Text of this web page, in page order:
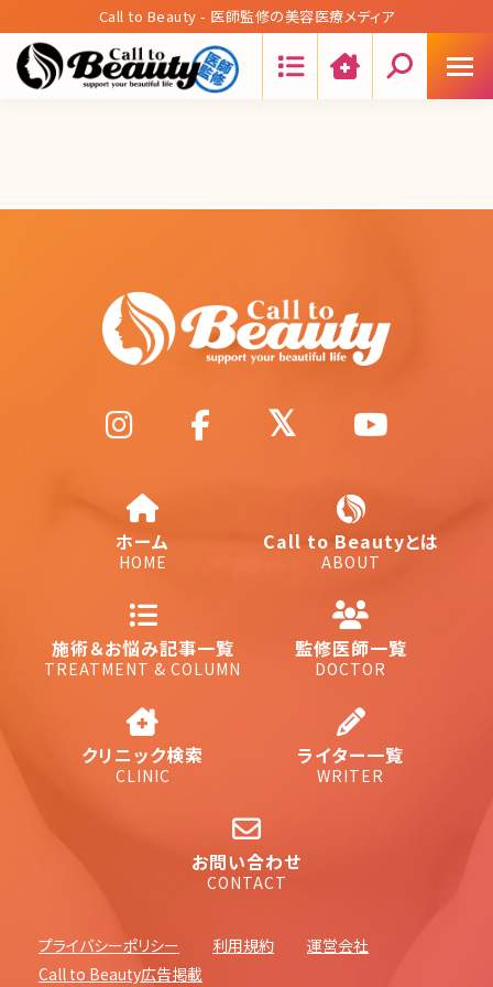
Call to Beauty - 医師監修の美容医療メディア
ホーム
HOME
Call to Beautyとは
ABOUT
施術＆お悩み記事一覧
TREATMENT & COLUMN
監修医師一覧
DOCTOR
クリニック検索
CLINIC
ライター一覧
WRITER
お問い合わせ
CONTACT
プライバシーポリシー 利用規約
運営会社
Call to Beauty広告掲載